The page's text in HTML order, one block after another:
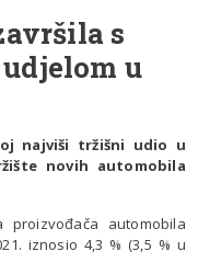
s
u
najviši tržišni udio u
novih automobila
proizvođača automobila
iznosio 4,3 % (3,5 % u